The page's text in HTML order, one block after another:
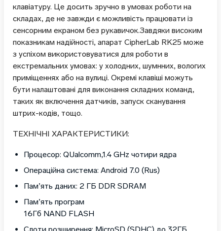
клавіатуру. Це досить зручно в умовах роботи на
складах, де не завжди є можливість працювати із
сенсорним екраном без рукавичок.Завдяки високим
показникам надійності, апарат CipherLab RK25 може
з успіхом використовуватися для роботи в
екстремальних умовах: у холодних, шумнних, вологих
приміщеннях або на вулиці. Окремі клавіші можуть
бути налаштовані для виконання складних команд,
таких як включення датчиків, запуск сканування
штрих-кодів, тощо.
ТЕХНІЧНІ ХАРАКТЕРИСТИКИ:
Процесор: QUalcomm,1.4 GHz чотири ядра
Операційна система: Android 7.0 (Rus)
Пам’ять даних: 2 ГБ DDR SDRAM
Пам’ять програм
16Гб NAND FLASH